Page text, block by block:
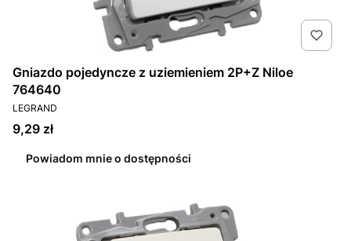
Gniazdo pojedyncze z uziemieniem 2P+Z Niloe
764640
PRODUCENT
LEGRAND
Cena
9,29 zł
Powiadom mnie o dostępności